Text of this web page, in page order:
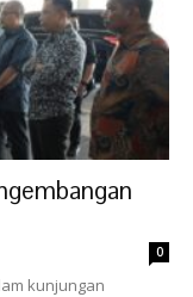
0
kunjungan